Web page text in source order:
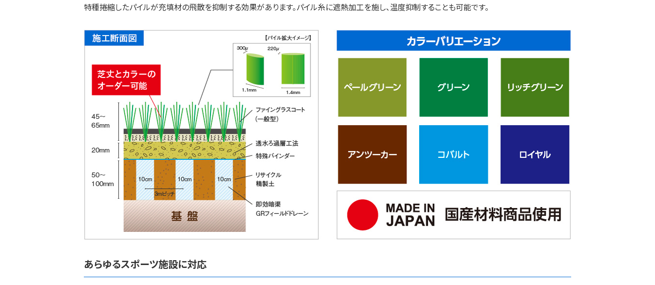
特種捲縮したパイルが充填材の飛散を抑制する効果があります。パイル糸に遮熱加工を施し、温度抑制することも可能です。
あらゆるスポーツ施設に対応